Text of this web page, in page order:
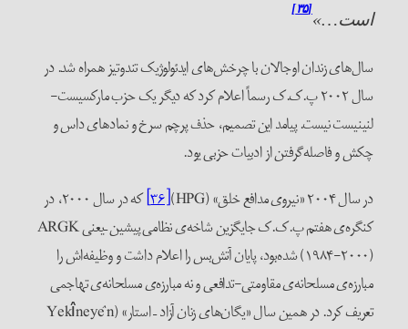
است…»
[۳۵]
سال‌های زندان اوجالان با چرخش‌های ایدئولوژیک تندوتیز همراه شد. در
سال ۲۰۰۲ پ.ک.ک رسماً اعلام کرد که دیگر یک حزب مارکسیست-
لنینیست نیست. پیامد این تصمیم، حذف پرچم سرخ و نمادهای داس و
چکش و فاصله‌گرفتن از ادبیات حزبی یود.
در سال ۲۰۰۴ «نیروی مدافع خلق» (HPG)
[۳۶]
که در سال ۲۰۰۰، در
کنگره‌ی هفتم پ.ک.ک جایگزین شاخه‌ی نظامی پیشین –یعنی ARGK
(۱۹۸۴-۲۰۰۰) شده‌بود، پایان آتش‌بس را اعلام داشت و وظیفه‌اش را
مبارزه‌ی مسلحانه‌ی مقاومتی-تدافعی و نه مبارزه‌ی مسلحانه‌ی تهاجمی
تعریف کرد. در همین سال «یگان‌های زنان آزاد – استار» (Yekîneyên